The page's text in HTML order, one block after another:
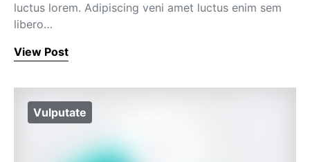
luctus lorem. Adipiscing veni amet luctus enim sem
libero…
View Post
Vulputate